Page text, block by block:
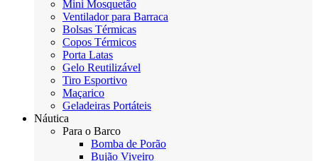
Mini Mosquetão
Ventilador para Barraca
Bolsas Térmicas
Copos Térmicos
Porta Latas
Gelo Reutilizável
Tiro Esportivo
Maçarico
Geladeiras Portáteis
Náutica
Para o Barco
Bomba de Porão
Bujão Viveiro